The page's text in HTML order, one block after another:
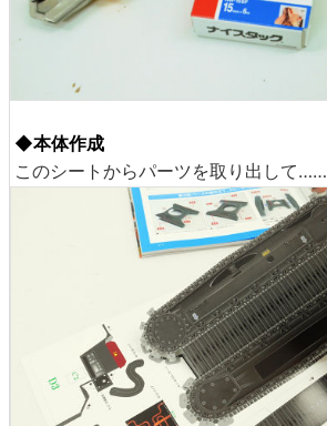
◆本体作成
このシートからパーツを取り出して……